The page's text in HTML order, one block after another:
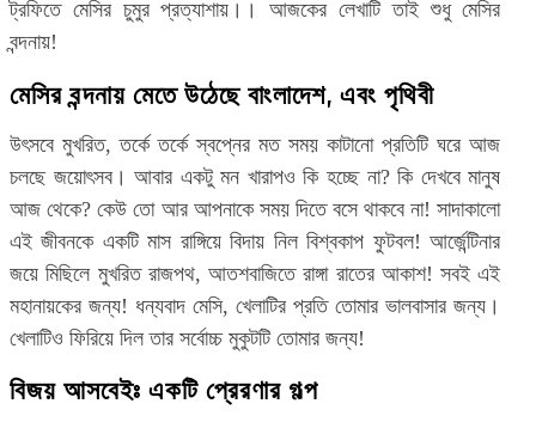
ট্রফিতে মেসির চুমুর প্রত্যাশায়।। আজকের লেখাটি তাই শুধু মেসির
বন্দনায়!
মেসির বন্দনায় মেতে উঠেছে বাংলাদেশ, এবং পৃথিবী
উৎসবে মুখরিত, তর্কে তর্কে স্বপ্নের মত সময় কাটানো প্রতিটি ঘরে আজ
চলছে জয়োৎসব। আবার একটু মন খারাপও কি হচ্ছে না? কি দেখবে মানুষ
আজ থেকে? কেউ তো আর আপনাকে সময় দিতে বসে থাকবে না! সাদাকালো
এই জীবনকে একটি মাস রাঙ্গিয়ে বিদায় নিল বিশ্বকাপ ফুটবল! আর্জেন্টিনার
জয়ে মিছিলে মুখরিত রাজপথ, আতশবাজিতে রাঙ্গা রাতের আকাশ! সবই এই
মহানায়কের জন্য! ধন্যবাদ মেসি, খেলাটির প্রতি তোমার ভালবাসার জন্য।
খেলাটিও ফিরিয়ে দিল তার সর্বোচ্চ মুকুটটি তোমার জন্য!
বিজয় আসবেইঃ একটি প্রেরণার গল্প